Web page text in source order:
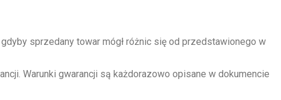
sprzedany towar mógł różnic się od przedstawionego w
Warunki gwarancji są każdorazowo opisane w dokumencie